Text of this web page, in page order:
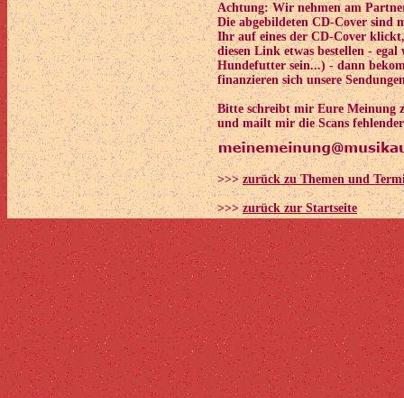
Achtung: Wir nehmen am
Die abgebildeten CD-Cover sind
Ihr auf eines der CD-Cover
diesen Link etwas bestellen - egal
Hundefutter sein...) - dann
finanzieren sich unsere
Bitte schreibt mir Eure Meinung
und mailt mir die Scans
>>>zurück zu Themen und
>>>zurück zur Startseite